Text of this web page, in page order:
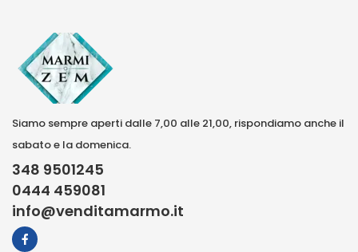
Siamo sempre aperti dalle 7,00 alle 21,00, rispondiamo anche il
sabato e la domenica.
348 9501245
0444 459081
info@venditamarmo.it